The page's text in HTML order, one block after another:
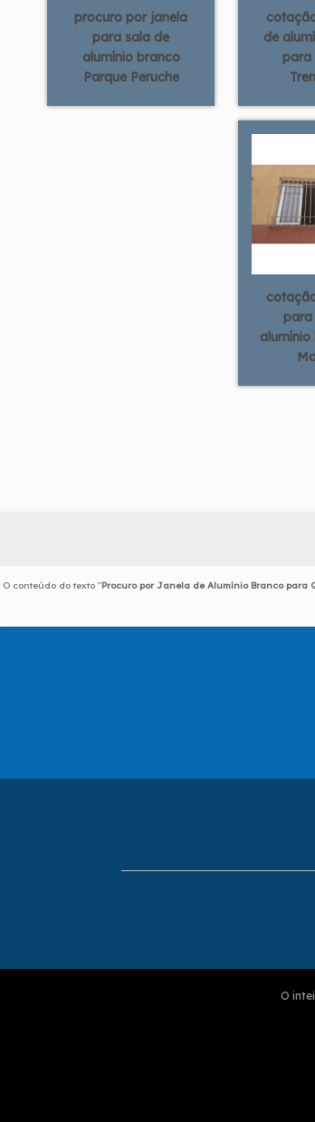
procuro por janela
para sala de
alumínio branco
Parque Peruche
de
para
para
O conteúdo do texto "Procuro por Janela de Alumínio Branco para
O